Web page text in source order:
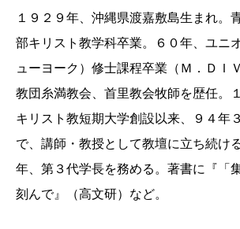
１９２９年、沖縄県渡嘉敷島生まれ。
部キリスト教学科卒業。６０年、ユニ
ューヨーク）修士課程卒業（Ｍ．ＤＩ
教団糸満教会、首里教会牧師を歴任。
キリスト教短期大学創設以来、９４年
で、講師・教授として教壇に立ち続け
年、第３代学長を務める。著書に『「
刻んで』（高文研）など。